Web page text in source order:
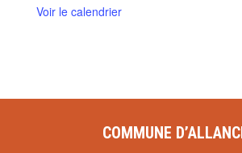
Voir le calendrier
COMMUNE